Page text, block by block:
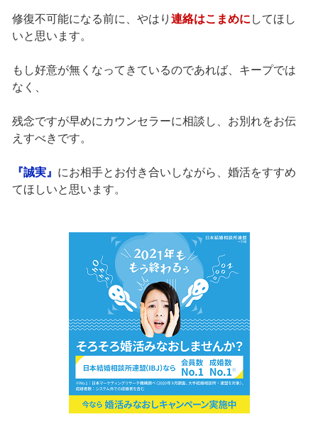
修復不可能になる前に、やはり 連絡はこまめに してほし
いと思います。
もし好意が無くなってきているのであれば、キープでは
なく、
残念ですが早めにカウンセラーに相談し、お別れをお伝
えすべきです。
『誠実』 にお相手とお付き合いしながら、婚活をすすめ
てほしいと思います。